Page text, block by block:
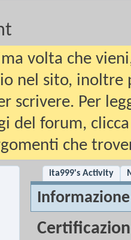
volta che
nel sito, inoltre
scrivere. Per
del forum,
che
ita999's Activity